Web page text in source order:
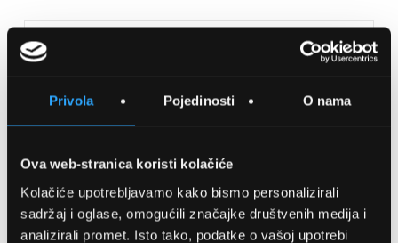
Privola Pojedinosti O nama
Ova web-stranica koristi kolačiće
Kolačiće upotrebljavamo kako bismo personalizirali
sadržaj i oglase, omogućili značajke društvenih medija i
analizirali promet. Isto tako, podatke o vašoj upotrebi
SPREMITE NA LISTU ŽELJA
Detalji